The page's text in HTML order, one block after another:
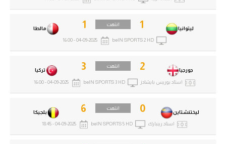
ليختنشتاين 0 انتهت
بلجيكا 6
استاد رينبارك beIN SPORTS 5 HD
04-09-2025 - 18:45
جورجيا 2 انتهت
تركيا 3
استاد بوريس بايشادز beIN SPORTS 3 HD
04-09-2025 - 16:00
ليتوانيا 1 انتهت
مالطا 1
beIN SPORTS 2 HD
04-09-2025 - 16:00